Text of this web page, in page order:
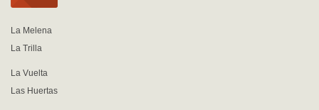
La Melena
La Trilla
La Vuelta
Las Huertas